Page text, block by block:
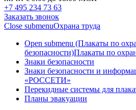
+7 495 234 73 63
Заказать звонок
Close submenuОхрана труда
Open submenu (Плакаты по
безопасности)Плакаты по
Знаки безопасности
Знаки безопасности и
«РОССЕТИ»
Перекидные системы для
Планы эвакуации